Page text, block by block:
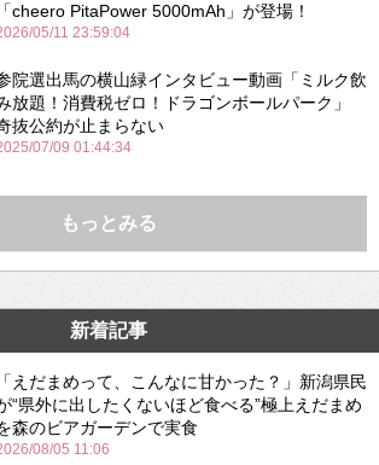
「cheero PitaPower 5000mAh」が登場！
05/11 23:59:04
院選出馬の横山緑インタビュー動画「ミルク飲
放題！消費税ゼロ！ドラゴンボールパーク」
抜公約が止まらない
07/09 01:44:34
もっとみる
新着記事
「えだまめって、こんなに甘かった？」新潟県民
“県外に出したくないほど食べる”極上えだまめ
森のビアガーデンで実食
08/05 11:06